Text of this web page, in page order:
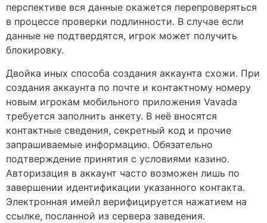
перспективе вся данные окажется перепроверяться
в процессе проверки подлинности. В случае если
данные не подтвердятся, игрок может получить
блокировку.
Двойка иных способа создания аккаунта схожи. При
создания аккаунта по почте и контактному номеру
новым игрокам мобильного приложения Vavada
требуется заполнить анкету. В неё вносятся
контактные сведения, секретный код и прочие
запрашиваемые информацию. Обязательно
подтверждение принятия с условиями казино.
Авторизация в аккаунт часто возможен лишь по
завершении идентификации указанного контакта.
Электронная имейл верифицируется нажатием на
ссылке, посланной из сервера заведения.